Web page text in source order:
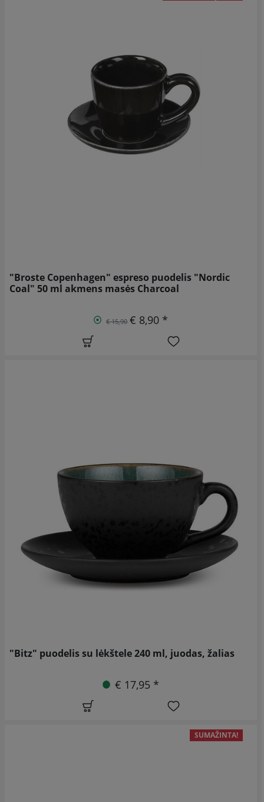
"Broste Copenhagen" espreso puodelis "Nordic
Coal" 50 ml akmens masės Charcoal
€ 15,90 € 8,90 *
"Bitz" puodelis su lėkštele 240 ml, juodas, žalias
€ 17,95 *
SUMAŽINTA!